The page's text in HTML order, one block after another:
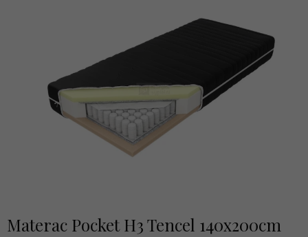
Materac Pocket H3 Tencel 140x200cm